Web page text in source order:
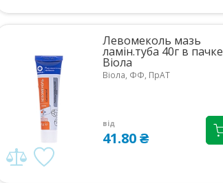
Левомеколь мазь
ламін.туба 40г в пачке
Віола
Віола, ФФ, ПрАТ
від
41.80 ₴